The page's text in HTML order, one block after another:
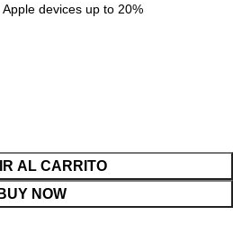
devices up to 20%
AL CARRITO
BUY NOW